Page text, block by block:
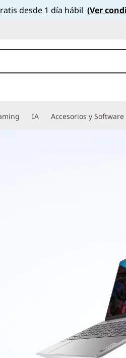
desde 1 día hábil (Ver
IA Accesorios y Software